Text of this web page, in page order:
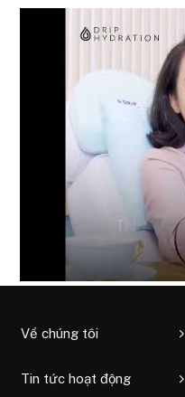
Về chúng tôi
Tin tức hoạt động